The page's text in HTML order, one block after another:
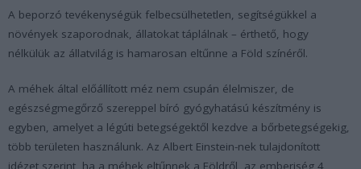
A beporzó tevékenységük felbecsülhetetlen, segítségükkel a
növények szaporodnak, állatokat táplálnak – érthető, hogy
nélkülük az állatvilág is hamarosan eltűnne a Föld színéről.
A méhek által előállított méz nem csupán élelmiszer, de
egészségmegőrző szereppel bíró gyógyhatású készítmény is
egyben, amelyet a légúti betegségektől kezdve a bőrbetegségekig,
több területen használunk. Az Albert Einstein-nek tulajdonított
idézet szerint, ha a méhek eltűnnek a Földről, az emberiség 4